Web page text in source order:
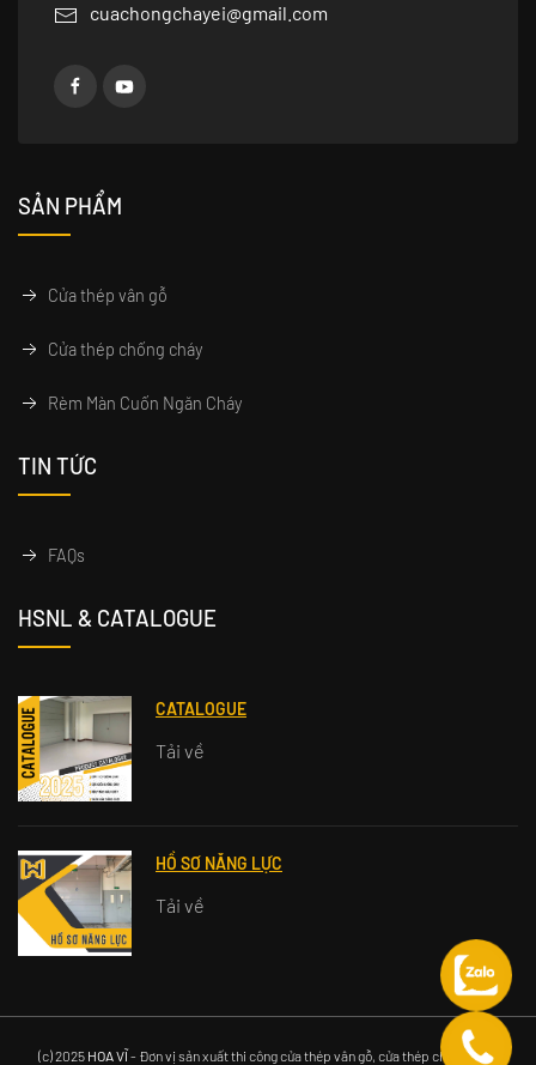
cuachongchayei@gmail.com
SẢN PHẨM
Cửa thép vân gỗ
Cửa thép chống cháy
Rèm Màn Cuốn Ngăn Cháy
TIN TỨC
FAQs
HSNL & CATALOGUE
CATALOGUE
Tải về
HỒ SƠ NĂNG LỰC
Tải về
(c) 2025 HOA VĨ- Đơn vị sản xuất thi công cửa thép vân gỗ, cửa thép chống cháy